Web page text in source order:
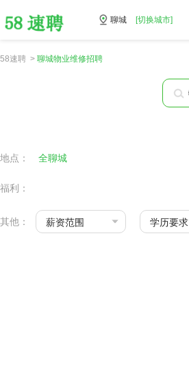
聊城 [切换城市]
58速聘 > 聊城物业维修招聘
地点： 全聊城
福利：
其他： 薪资范围 学历要求